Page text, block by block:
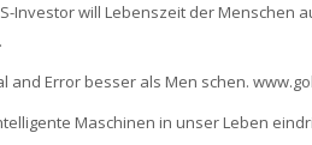
Investor will Lebenszeit der Menschen
and Error besser als Men schen.
Maschinen in unser Leben